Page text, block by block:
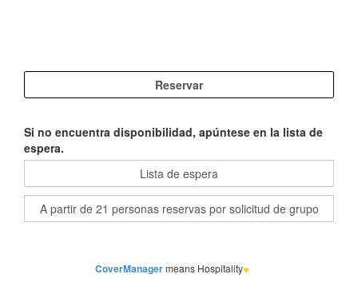
Si no encuentra disponibilidad, apúntese en la lista de
espera.
CoverManagermeans Hospitality